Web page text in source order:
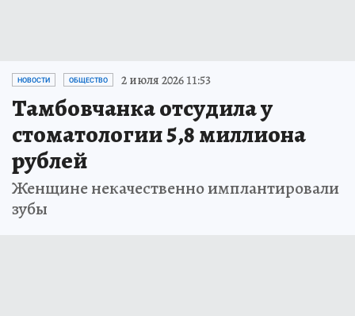
НОВОСТИ ОБЩЕСТВО 2 июля 2026 11:53
Тамбовчанка отсудила у
стоматологии 5,8 миллиона
рублей
Женщине некачественно имплантировали
зубы